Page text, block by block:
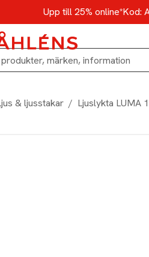
Upp till 25% online*Kod:
& ljusstakar / Ljuslykta LUMA